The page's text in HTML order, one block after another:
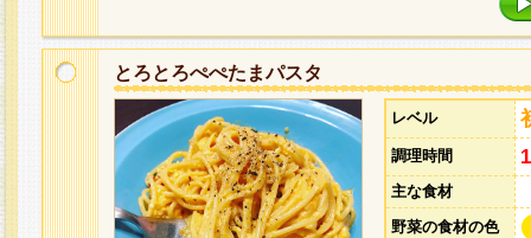
とろとろぺぺたまパスタ
レベル
調理時間
主な食材
野菜の食材の色